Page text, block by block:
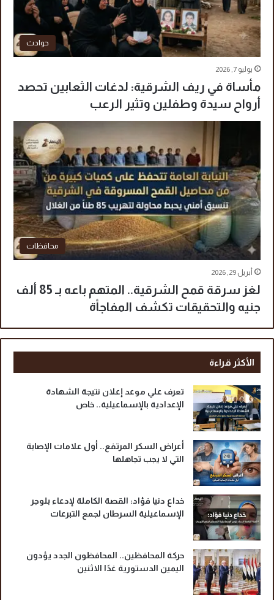
حوادث
يوليو 7, 2026
مأساة في ريف الشرقية: لدغات الثعابين تحصد
أرواح سيدة وطفلين وتثير الرعب
محافظات
أبريل 29, 2026
لغز سرقة قمح الشرقية.. المتهم باعه بـ 85 ألف
جنيه والتحقيقات تكشف المفاجأة
الأكثر قراءة
تعرف علي موعد إعلان نتيجة الشهادة
الإعدادية بالإسماعيلية.. خاص
أعراض السكر المرتفع.. أول علامات الإصابة
التي لا يجب تجاهلها
خداع دنيا فؤاد: القصة الكاملة لإدعاء بلوجر
الإسماعيلية السرطان لجمع التبرعات
حركة المحافظين.. المحافظون الجدد يؤدون
اليمين الدستورية غدًا الاثنين